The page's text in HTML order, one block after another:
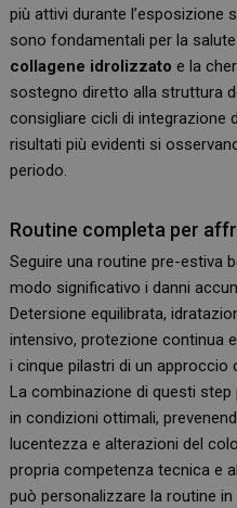
più attivi durante l’esposizione
sono fondamentali per la
collagene idrolizzato e la
sostegno diretto alla struttura
consigliare cicli di integrazione
risultati più evidenti si
periodo.
Routine completa per
Seguire una routine pre-estiva
modo significativo i danni
Detersione equilibrata,
intensivo, protezione continua
i cinque pilastri di un approccio
La combinazione di questi
in condizioni ottimali,
lucentezza e alterazioni del
propria competenza tecnica e
può personalizzare la routine